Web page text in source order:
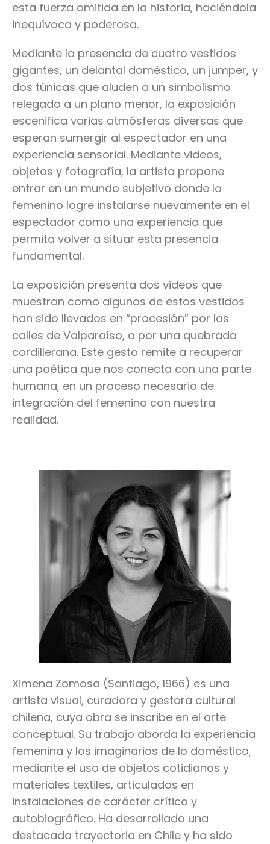
esta fuerza omitida en la historia, haciéndola
inequívoca y poderosa.
Mediante la presencia de cuatro vestidos
gigantes, un delantal doméstico, un jumper, y
dos túnicas que aluden a un simbolismo
relegado a un plano menor, la exposición
escenifica varias atmósferas diversas que
esperan sumergir al espectador en una
experiencia sensorial. Mediante videos,
objetos y fotografía, la artista propone
entrar en un mundo subjetivo donde lo
femenino logre instalarse nuevamente en el
espectador como una experiencia que
permita volver a situar esta presencia
fundamental.
La exposición presenta dos videos que
muestran como algunos de estos vestidos
han sido llevados en “procesión” por las
calles de Valparaíso, o por una quebrada
cordillerana. Este gesto remite a recuperar
una poética que nos conecta con una parte
humana, en un proceso necesario de
integración del femenino con nuestra
realidad.
Ximena Zomosa (Santiago, 1966) es una
artista visual, curadora y gestora cultural
chilena, cuya obra se inscribe en el arte
conceptual. Su trabajo aborda la experiencia
femenina y los imaginarios de lo doméstico,
mediante el uso de objetos cotidianos y
materiales textiles, articulados en
instalaciones de carácter crítico y
autobiográfico. Ha desarrollado una
destacada trayectoria en Chile y ha sido